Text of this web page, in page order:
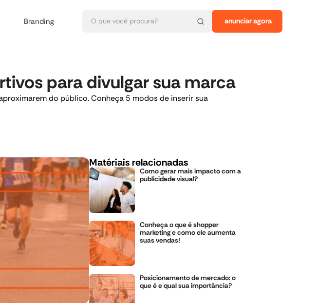
Branding anunciar agora
para divulgar sua marca
do público. Conheça 5 modos de inserir sua
Matériais relacionadas
Como gerar mais impacto com a
publicidade visual?
Conheça o que é shopper
marketing e como ele aumenta
suas vendas!
Posicionamento de mercado: o
que é e qual sua importância?